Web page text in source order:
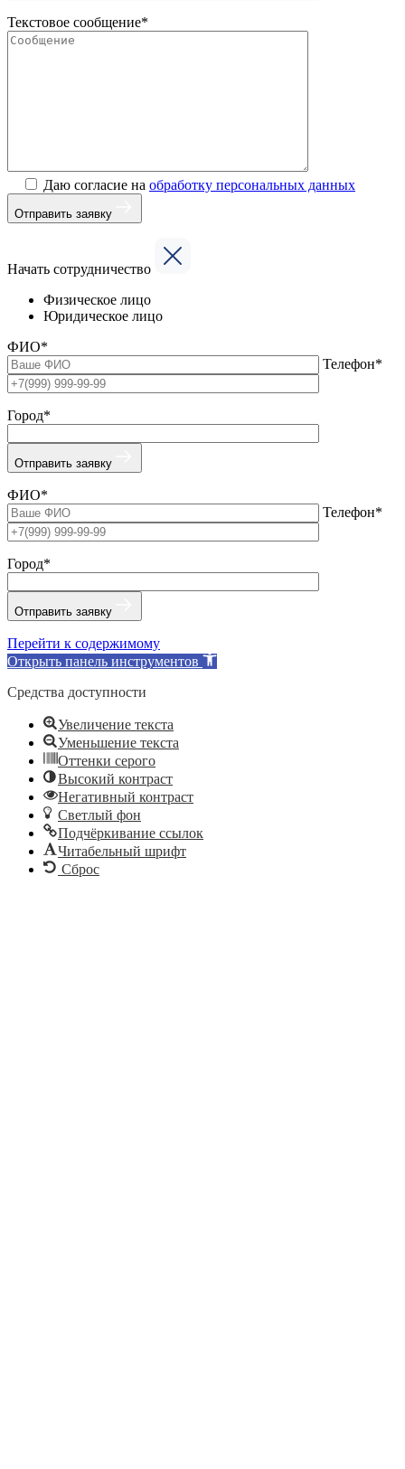
Текстовое сообщение*
Даю согласие на обработку персональных данных
Отправить заявку
Начать сотрудничество
Физическое лицо
Юридическое лицо
ФИО*
Телефон*
Город*
Отправить заявку
ФИО*
Телефон*
Город*
Отправить заявку
Перейти к содержимому
Открыть панель инструментов
Средства доступности
Увеличение текста
Уменьшение текста
Оттенки серого
Высокий контраст
Негативный контраст
Светлый фон
Подчёркивание ссылок
Читабельный шрифт
Сброс